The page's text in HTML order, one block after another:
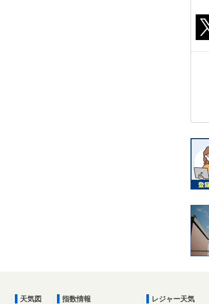
天気図
指数情報
レジャー天気